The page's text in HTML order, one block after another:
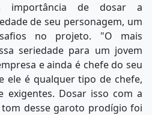
importância de dosar a
de seu personagem, um
no projeto. "O mais
seriedade para um jovem
e ainda é chefe do seu
ele é qualquer tipo de chefe,
exigentes. Dosar isso com a
desse garoto prodígio foi